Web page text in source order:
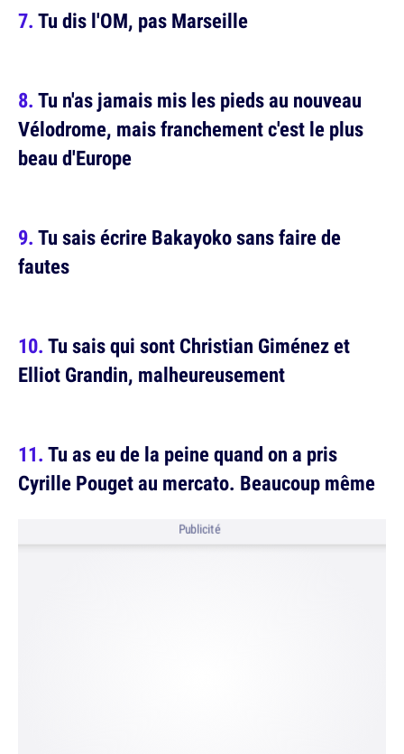
Tu dis l'OM, pas Marseille
Tu n'as jamais mis les pieds au nouveau
Vélodrome, mais franchement c'est le plus
beau d'Europe
Tu sais écrire Bakayoko sans faire de
fautes
Tu sais qui sont Christian Giménez et
Elliot Grandin, malheureusement
Tu as eu de la peine quand on a pris
Cyrille Pouget au mercato. Beaucoup même
Publicité